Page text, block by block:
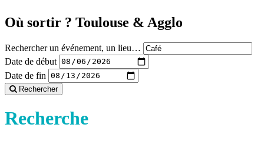
Où sortir ? Toulouse & Agglo
Rechercher un événement, un lieu…
Date de début
Date de fin
Rechercher
Recherche